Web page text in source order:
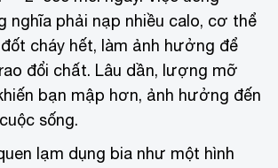
nghĩa phải nạp nhiều calo, cơ thể
cháy hết, làm ảnh hưởng để
đổi chất. Lâu dần, lượng mỡ
bạn mập hơn, ảnh hưởng đến
sống.
lạm dụng bia như một hình